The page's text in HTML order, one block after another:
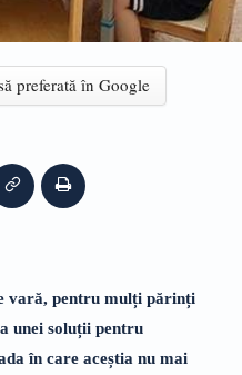
preferată în Google
vară, pentru mulți părinți
unei soluții pentru
în care aceștia nu mai